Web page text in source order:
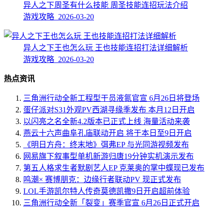
异人之下周圣有什么技能 周圣技能连招玩法介绍
游戏攻略 2026-03-20
异人之下王也怎么玩 王也技能连招打法详细解析
游戏攻略 2026-03-20
热点资讯
三角洲行动全新工程型干员液氮官宣 6月26日将登场
蛋仔派对S31外观PV西湖寻缘季发布 本月12日开启
以闪亮之名全新4.2版本已正式上线 海量活动来袭
燕云十六声曲阜孔庙联动开启 将于本日至9日开启
《明日方舟：终末地》弭弗EP 与光同游视频发布
网易旗下叙事型单机新游归唐19分钟实机演示发布
第五人格求生者默剧艺人EP 克莱奥的掌中蝶现已发布
鸣潮× 赛博朋克：边缘行者联动PV 现正式发布
LOL手游凯尔特人传奇莫德凯撒9日开启超前体验
三角洲行动全新「裂变」赛季官宣 6月26日正式开启